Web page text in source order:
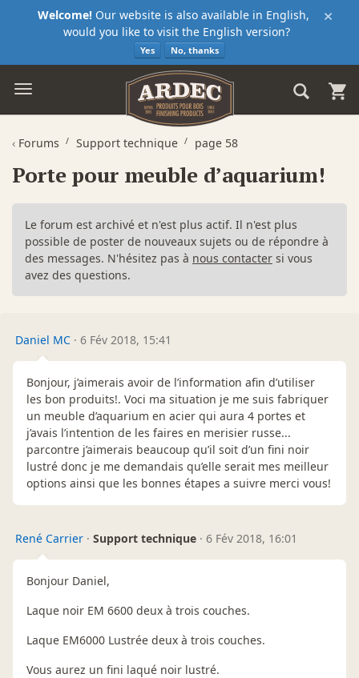
×
Welcome! Our website is also available in English,
would you like to visit the English version?
Yes No, thanks
‹ Forums Support technique page 58
Porte pour meuble d’aquarium!
Le forum est archivé et n'est plus actif. Il n'est plus
possible de poster de nouveaux sujets ou de répondre à
des messages. N'hésitez pas à nous contacter si vous
avez des questions.
Daniel MC · 6 Fév 2018, 15:41
Bonjour, j’aimerais avoir de l’information afin d’utiliser
les bon produits!. Voci ma situation je me suis fabriquer
un meuble d’aquarium en acier qui aura 4 portes et
j’avais l’intention de les faires en merisier russe...
parcontre j’aimerais beaucoup qu’il soit d’un fini noir
lustré donc je me demandais qu’elle serait mes meilleur
options ainsi que les bonnes étapes a suivre merci vous!
René Carrier · Support technique · 6 Fév 2018, 16:01
Bonjour Daniel,
Laque noir EM 6600 deux à trois couches.
Laque EM6000 Lustrée deux à trois couches.
Vous aurez un fini laqué noir lustré.